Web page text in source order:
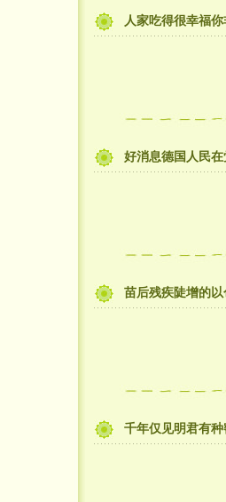
人家吃得很幸福
好消息德国人民
苗后残疾陡增的
千年仅见明君有